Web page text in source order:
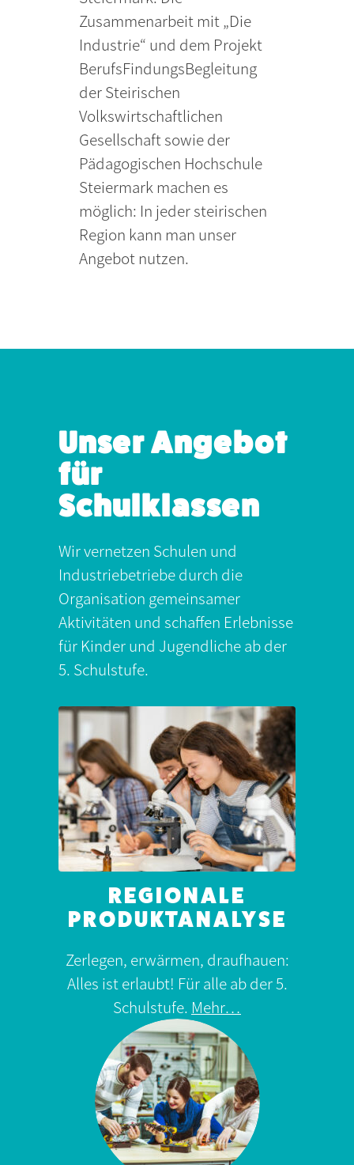
Zusammenarbeit mit „Die
Industrie“ und dem Projekt
BerufsFindungsBegleitung
der Steirischen
Volkswirtschaftlichen
Gesellschaft sowie der
Pädagogischen Hochschule
Steiermark machen es
möglich: In jeder steirischen
Region kann man unser
Angebot nutzen.
Unser Angebot
für
Schulklassen
Wir vernetzen Schulen und
Industriebetriebe durch die
Organisation gemeinsamer
Aktivitäten und schaffen Erlebnisse
für Kinder und Jugendliche ab der
5. Schulstufe.
REGIONALE
PRODUKTANALYSE
Zerlegen, erwärmen, draufhauen:
Alles ist erlaubt! Für alle ab der 5.
Schulstufe. Mehr…